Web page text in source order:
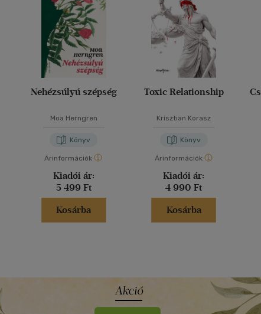
Nehézsúlyú szépség
Moa Herngren
Könyv
Árinformációk
Kiadói ár:
5 499 Ft
Kosárba
Toxic Relationship
Krisztian Korasz
Könyv
Árinformációk
Kiadói ár:
4 990 Ft
Kosárba